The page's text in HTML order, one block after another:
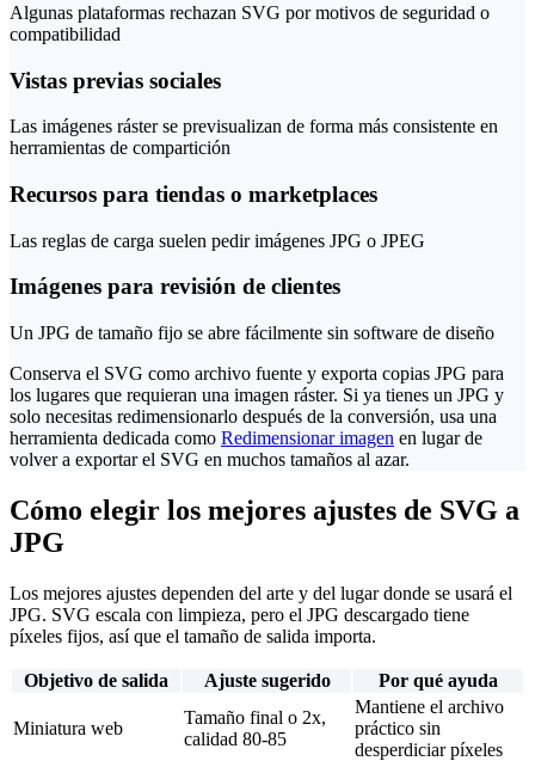
Algunas plataformas rechazan SVG por motivos de seguridad o
compatibilidad
Vistas previas sociales
Las imágenes ráster se previsualizan de forma más consistente en
herramientas de compartición
Recursos para tiendas o marketplaces
Las reglas de carga suelen pedir imágenes JPG o JPEG
Imágenes para revisión de clientes
Un JPG de tamaño fijo se abre fácilmente sin software de diseño
Conserva el SVG como archivo fuente y exporta copias JPG para
los lugares que requieran una imagen ráster. Si ya tienes un JPG y
solo necesitas redimensionarlo después de la conversión, usa una
herramienta dedicada como Redimensionar imagen en lugar de
volver a exportar el SVG en muchos tamaños al azar.
Cómo elegir los mejores ajustes de SVG a
JPG
Los mejores ajustes dependen del arte y del lugar donde se usará el
JPG. SVG escala con limpieza, pero el JPG descargado tiene
píxeles fijos, así que el tamaño de salida importa.
Objetivo de salida Ajuste sugerido Por qué ayuda
Miniatura web
Tamaño final o 2x,
calidad 80-85
Mantiene el archivo
práctico sin
desperdiciar píxeles